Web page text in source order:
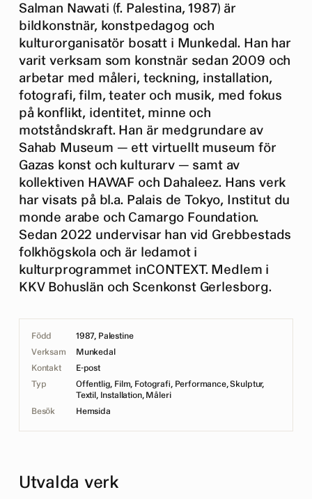
Salman Nawati (f. Palestina, 1987) är
bildkonstnär, konstpedagog och
kulturorganisatör bosatt i Munkedal. Han har
varit verksam som konstnär sedan 2009 och
arbetar med måleri, teckning, installation,
fotografi, film, teater och musik, med fokus
på konflikt, identitet, minne och
motståndskraft. Han är medgrundare av
Sahab Museum — ett virtuellt museum för
Gazas konst och kulturarv — samt av
kollektiven HAWAF och Dahaleez. Hans verk
har visats på bl.a. Palais de Tokyo, Institut du
monde arabe och Camargo Foundation.
Sedan 2022 undervisar han vid Grebbestads
folkhögskola och är ledamot i
kulturprogrammet inCONTEXT. Medlem i
KKV Bohuslän och Scenkonst Gerlesborg.
Född
1987, Palestine
Verksam
Munkedal
Kontakt
E-post
Typ
Offentlig, Film, Fotografi, Performance, Skulptur,
Textil, Installation, Måleri
Besök
Hemsida
Utvalda verk